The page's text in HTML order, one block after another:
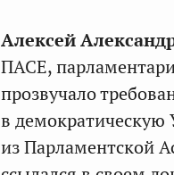
Алексей
ПАСЕ,
прозвучало
в демократическую
из Парламентской